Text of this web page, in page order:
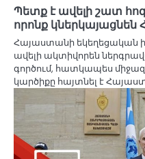
Պետք է ավելի շատ
որոնք
Հայաստանի եկեղեցական
ավելի ակտիվորեն
գործում, հատկապես
կարծիքը հայտնել է